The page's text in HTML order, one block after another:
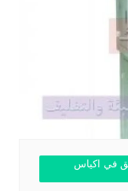
في اكياس